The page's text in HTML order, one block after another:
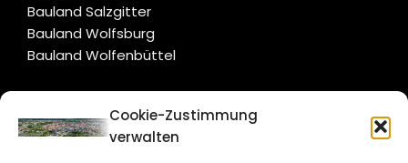
Cookie-Zustimmung
verwalten
Bauland Salzgitter
Bauland Wolfsburg
Bauland Wolfenbüttel
CITYLIFE!